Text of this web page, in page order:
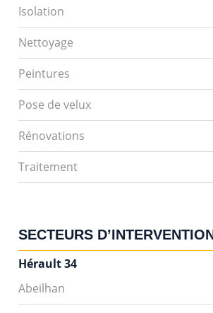
Isolation
Nettoyage
Peintures
Pose de velux
Rénovations
Traitement
SECTEURS
Hérault 34
Abeilhan